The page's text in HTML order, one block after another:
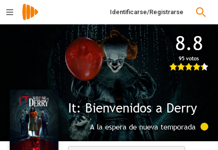
Identificarse/Registrarse
8.8
95 votos
It: Bienvenidos a Derry
A la espera de nueva temporada